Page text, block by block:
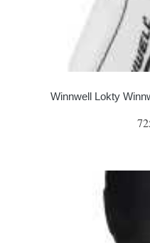
Winnwell Lokty